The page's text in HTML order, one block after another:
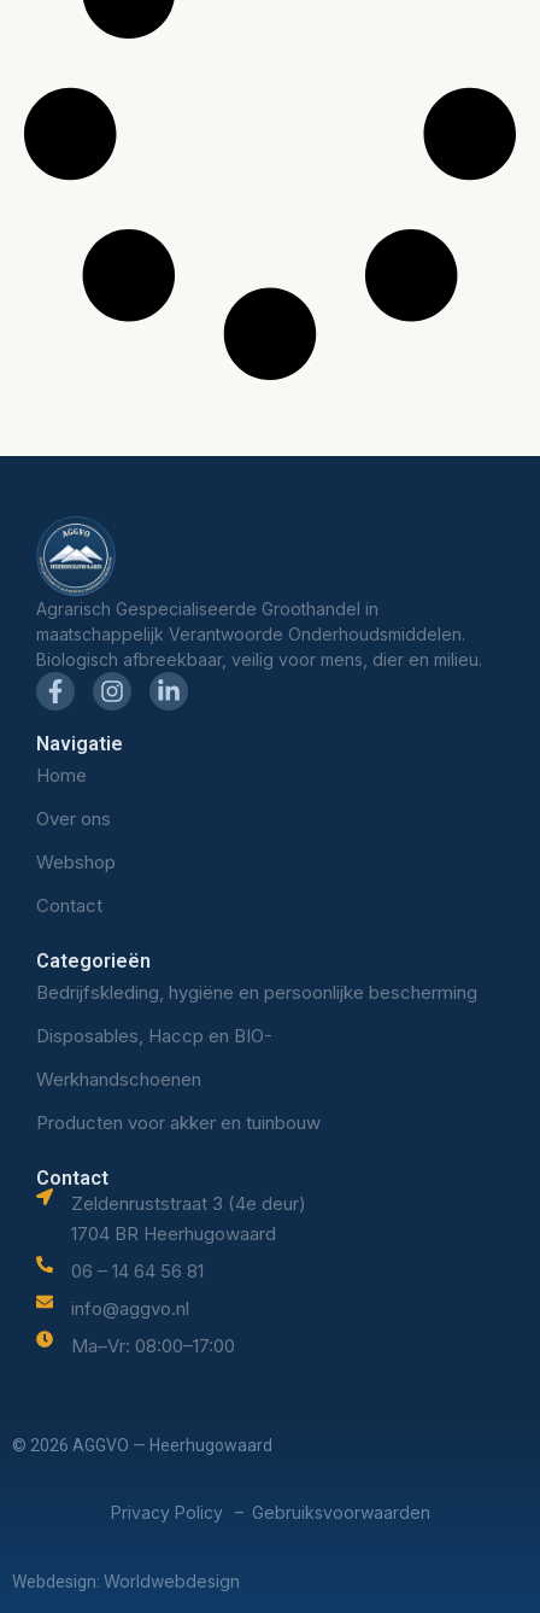
Agrarisch Gespecialiseerde Groothandel in
maatschappelijk Verantwoorde Onderhoudsmiddelen.
Biologisch afbreekbaar, veilig voor mens, dier en milieu.
Navigatie
Home
Over ons
Webshop
Contact
Categorieën
Bedrijfskleding, hygiëne en persoonlijke bescherming
Disposables, Haccp en BIO-
Werkhandschoenen
Producten voor akker en tuinbouw
Contact
Zeldenruststraat 3 (4e deur)
1704 BR Heerhugowaard
06 – 14 64 56 81
info@aggvo.nl
Ma–Vr: 08:00–17:00
© 2026 AGGVO — Heerhugowaard
Privacy Policy– Gebruiksvoorwaarden
Webdesign: Worldwebdesign